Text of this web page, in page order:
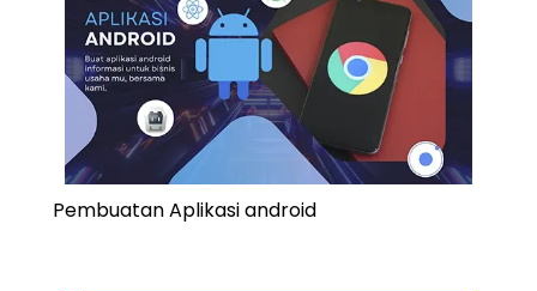
Pembuatan Aplikasi android